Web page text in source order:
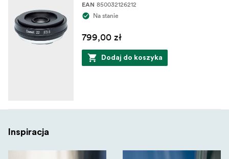
EAN 850032126212
Na stanie
799,00 zł
Dodaj do koszyka
Inspiracja